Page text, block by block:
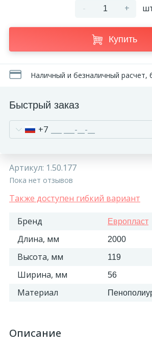
- +
Купить
Наличный и безналичный расчет,
Быстрый заказ
+7
Артикул: 1.50.177
Пока нет отзывов
Также доступен гибкий вариант
Бренд Европласт
Длина, мм 2000
Высота, мм 119
Ширина, мм 56
Материал
Описание
Сотрудничество